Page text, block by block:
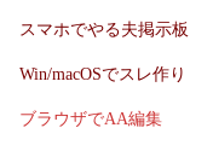
スマホでやる夫掲示板
Win/macOSでスレ作り
ブラウザでAA編集